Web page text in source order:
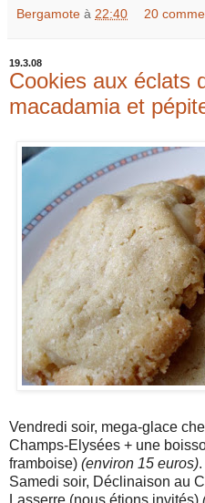
Bergamote à 22:40 20
19.3.08
Cookies aux éclats
macadamia et
Vendredi soir, mega-glace
Champs-Elysées + une
framboise) (environ 15 euros).
Samedi soir, Déclinaison au
Lasserre (nous étions invités)